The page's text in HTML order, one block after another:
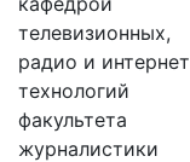
телевизионных,
радио и интернет
технологий
факультета
журналистики